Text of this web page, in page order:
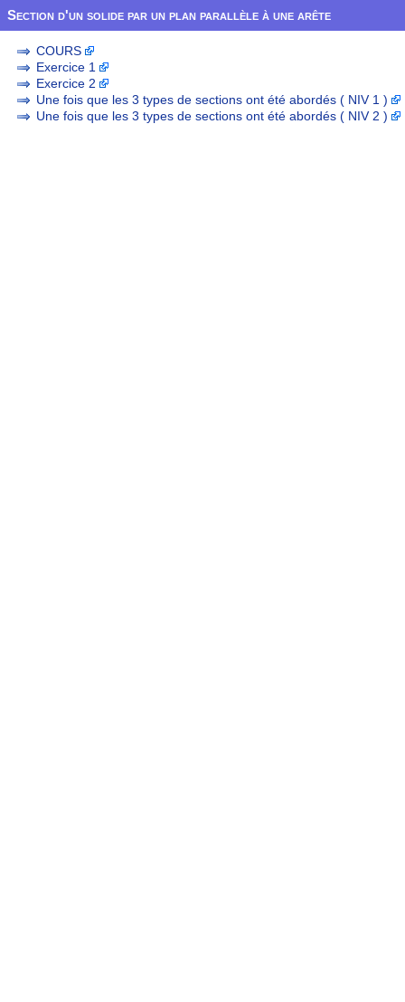
Section d'un solide par un plan parallèle à une arête
COURS
Exercice 1
Exercice 2
Une fois que les 3 types de sections ont été abordés ( NIV 1 )
Une fois que les 3 types de sections ont été abordés ( NIV 2 )